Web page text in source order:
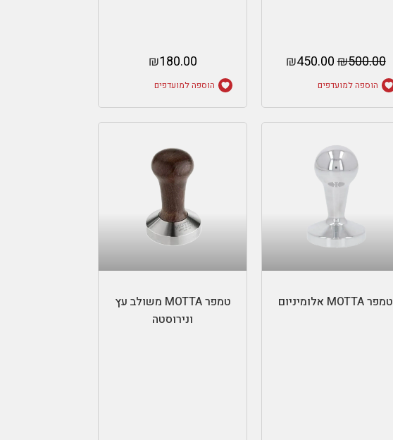
₪500.00
₪450.00
הוספה למועדפים
₪180.00
הוספה למועדפים
בחר אפשרויות
טמפר MOTTA אלומיניום
בחר אפשרויות
טמפר MOTTA משולב עץ
ונירוסטה